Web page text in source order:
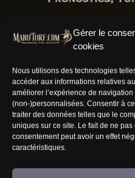
Gérer le
cookies
Nous utilisons des technologies
accéder aux informations relatives
améliorer l’expérience de
(non-)personnalisées. Consentir à
traiter des données telles que le
uniques sur ce site. Le fait de ne
consentement peut avoir un effet
caractéristiques.
Informations
Nous rejoindre